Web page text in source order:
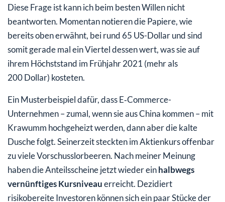
Diese Frage ist kann ich beim besten Willen nicht
beantworten. Momentan notieren die Papiere, wie
bereits oben erwähnt, bei rund 65 US-Dollar und sind
somit gerade mal ein Viertel dessen wert, was sie auf
ihrem Höchststand im Frühjahr 2021 (mehr als
200 Dollar) kosteten.
Ein Musterbeispiel dafür, dass E‑Commerce-
Unternehmen – zumal, wenn sie aus China kommen – mit
Krawumm hochgeheizt werden, dann aber die kalte
Dusche folgt. Seinerzeit steckten im Aktienkurs offenbar
zu viele Vorschusslorbeeren. Nach meiner Meinung
haben die Anteilsscheine jetzt wieder einhalbwegs
vernünftiges Kursniveauerreicht. Dezidiert
risikobereite Investoren können sich ein paar Stücke der